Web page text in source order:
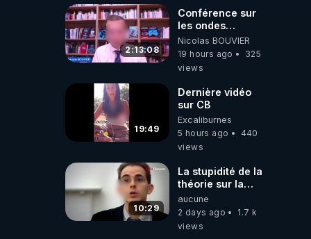
2:13:08
Conférence sur
les ondes
électromagnétiques
par Grégoire
Caustru et Bart de
Nicolas BOUVIER
19 hours ago
325
views
19:49
Dernière vidéo
sur CB
Excaliburnes
5 hours ago
440
views
10:29
La stupidité de la
théorie sur la
responsabilité de
l’homme
concernant le
aucune
2 days ago
1.7 k
views